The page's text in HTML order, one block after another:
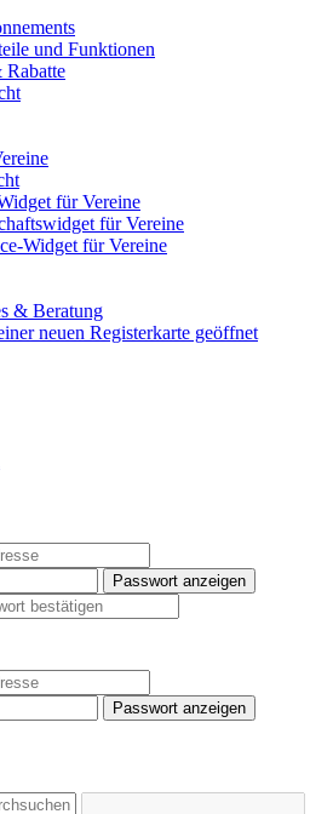
und Funktionen
Rabatte
für Vereine
für Vereine
Widget für Vereine
& Beratung
neuen Registerkarte geöffnet
Passwort anzeigen
Passwort anzeigen